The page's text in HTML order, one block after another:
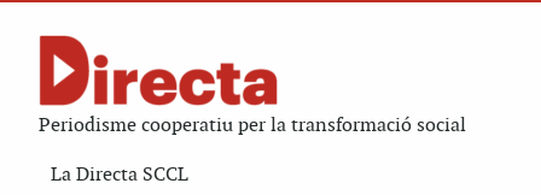
Periodisme cooperatiu per la transformació social
La Directa SCCL